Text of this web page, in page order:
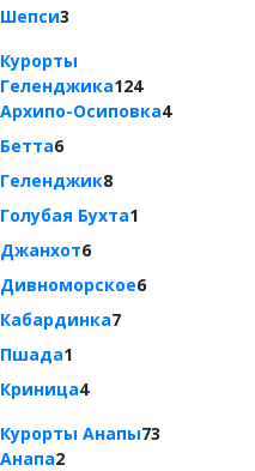
Шепси3
Курорты
Геленджика124
Архипо-Осиповка4
Бетта6
Геленджик8
Голубая Бухта1
Джанхот6
Дивноморское6
Кабардинка7
Пшада1
Криница4
Курорты Анапы73
Анапа2